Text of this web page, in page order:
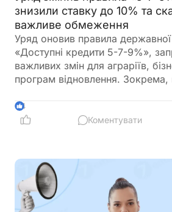
знизили ставку до 10% та
важливе обмеження
Уряд оновив правила
«Доступні кредити 5-7-9%»,
важливих змін для аграріїв,
програм відновлення. Зокрема,
більше можливостей для
оборотного капіталу за нижчою
4
Коментувати